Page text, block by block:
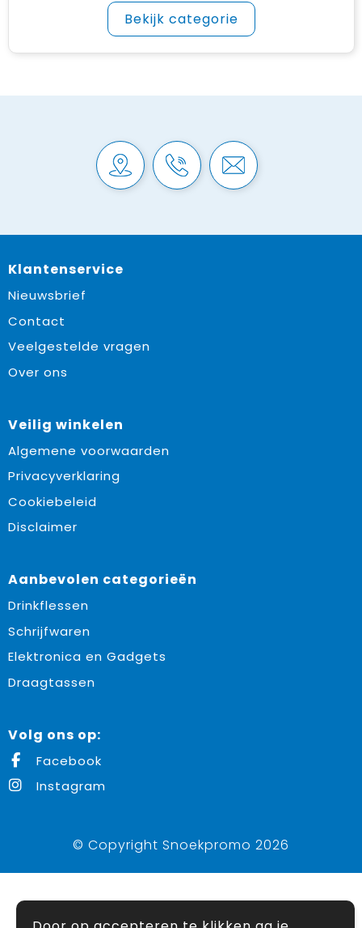
Bekijk categorie
Klantenservice
Nieuwsbrief
Contact
Veelgestelde vragen
Over ons
Veilig winkelen
Algemene voorwaarden
Privacyverklaring
Cookiebeleid
Disclaimer
Aanbevolen categorieën
Drinkflessen
Schrijfwaren
Elektronica en Gadgets
Draagtassen
Volg ons op:
Facebook
Instagram
© Copyright Snoekpromo 2026